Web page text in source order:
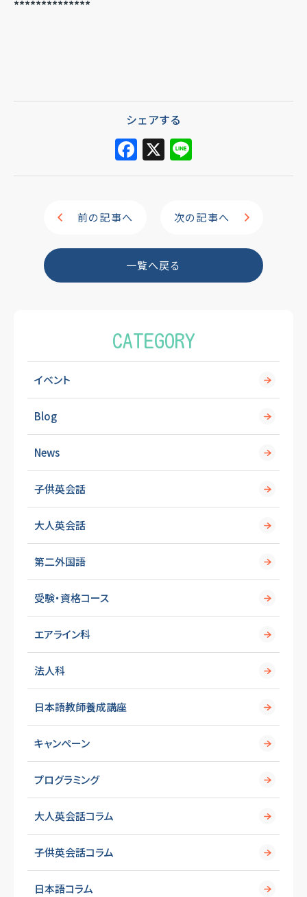
**************
シェアする
F
a
o
o
X
n
前の記事へ 次の記事へ
一覧へ戻る
CATEGORY
イベント
Blog
News
子供英会話
大人英会話
第二外国語
受験・資格コース
エアライン科
法人科
日本語教師養成講座
キャンペーン
プログラミング
大人英会話コラム
子供英会話コラム
日本語コラム